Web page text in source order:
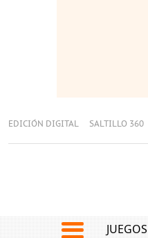
EDICIÓN DIGITAL SALTILLO 360
JUEGOS